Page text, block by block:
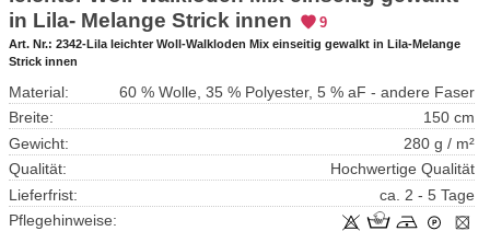
in Lila- Melange Strick innen
9
Art. Nr.: 2342-Lila leichter Woll-Walkloden Mix einseitig gewalkt in Lila-Melange
Strick innen
Material:
60 % Wolle, 35 % Polyester, 5 % aF - andere Faser
Breite:
150 cm
Gewicht:
280 g / m²
Qualität:
Hochwertige Qualität
Lieferfrist:
ca. 2 - 5 Tage
Pflegehinweise: